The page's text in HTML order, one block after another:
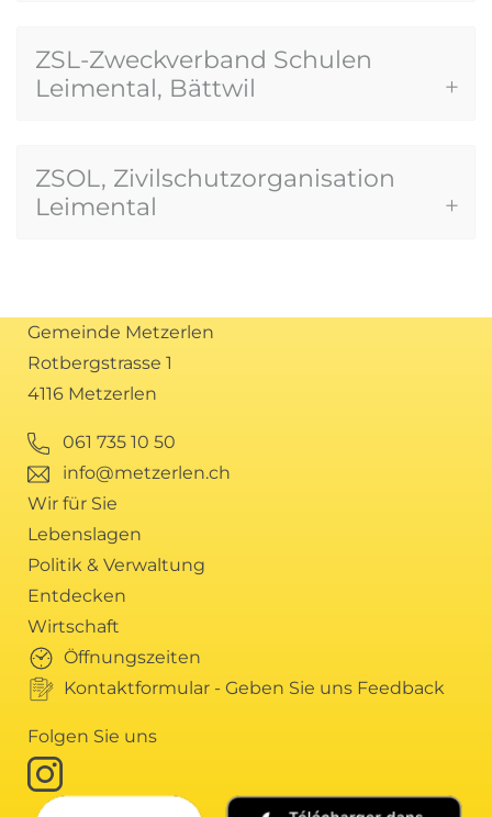
ZSL-Zweckverband Schulen
Leimental, Bättwil
ZSOL, Zivilschutzorganisation
Leimental
Gemeinde Metzerlen
Rotbergstrasse 1
4116 Metzerlen
061 735 10 50
info@metzerlen.ch
Wir für Sie
Lebenslagen
Politik & Verwaltung
Entdecken
Wirtschaft
Öffnungszeiten
Kontaktformular - Geben Sie uns Feedback
Folgen Sie uns